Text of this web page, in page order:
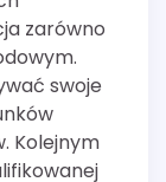
zarówno
swoje
Kolejnym